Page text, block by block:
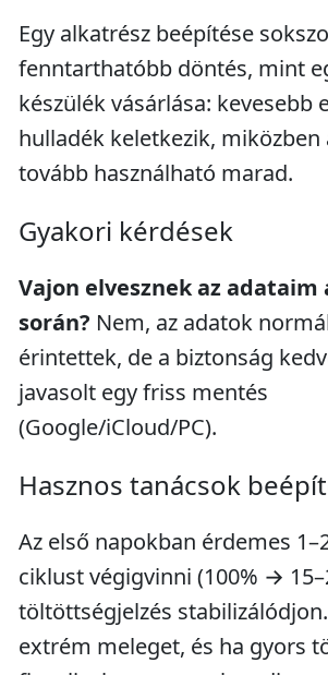
Egy alkatrész beépítése
fenntarthatóbb döntés, mint
készülék vásárlása: kevesebb
hulladék keletkezik, miközben
tovább használható marad.
Gyakori kérdések
Vajon elvesznek az adataim
során? Nem, az adatok
érintettek, de a biztonság
javasolt egy friss mentés
(Google/iCloud/PC).
Hasznos tanácsok
Az első napokban érdemes
ciklust végigvinni (100% →
töltöttségjelzés
extrém meleget, és ha gyors